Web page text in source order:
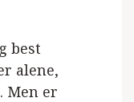
best
alene,
Men er